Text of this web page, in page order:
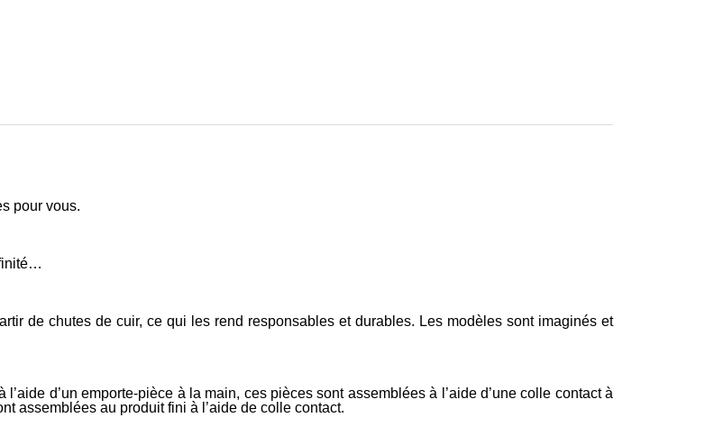
pour vous.
de chutes de cuir, ce qui les rend responsables et durables. Les modèles sont imaginés et
d’un emporte-pièce à la main, ces pièces sont assemblées à l’aide d’une colle contact à
assemblées au produit fini à l’aide de colle contact.